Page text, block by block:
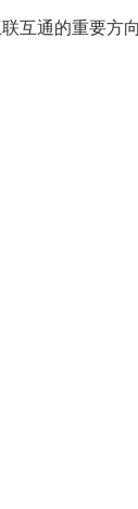
互通的重要方